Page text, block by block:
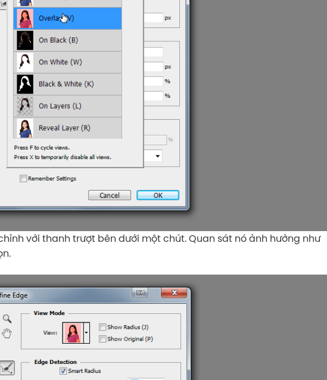
với thanh trượt bên dưới một chút. Quan sát nó ảnh hưởng như